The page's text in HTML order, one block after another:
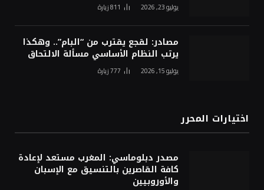
يوليو 23, 2026 811زيارة
مصادر: لقجع يقترب من “البام”.. وهكذا
يرتب النظام الأساسي مسألة الالتحاق
يوليو 15, 2026 777زيارة
اختيارات المحرر
مصدر دبلوماسي: المغرب مستعد لإعادة
كافة القاصرين بالتنسيق مع الإسبان
والأوروبيين